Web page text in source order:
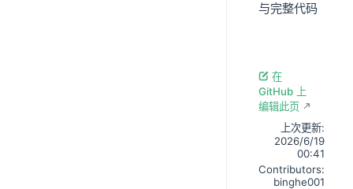
与完整代码
在
GitHub 上
编辑此页
上次更新:
2026/6/19
00:41
Contributors:
binghe001